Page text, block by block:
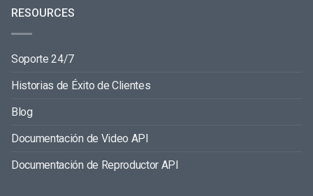
RESOURCES
Soporte 24/7
Historias de Éxito de Clientes
Blog
Documentación de Video API
Documentación de Reproductor API